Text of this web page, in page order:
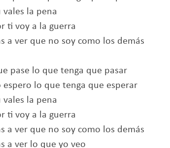
vales la pena
ti voy a la guerra
a ver que no soy como los demás
pase lo que tenga que pasar
espero lo que tenga que esperar
vales la pena
ti voy a la guerra
a ver que no soy como los demás
a ver lo que yo veo